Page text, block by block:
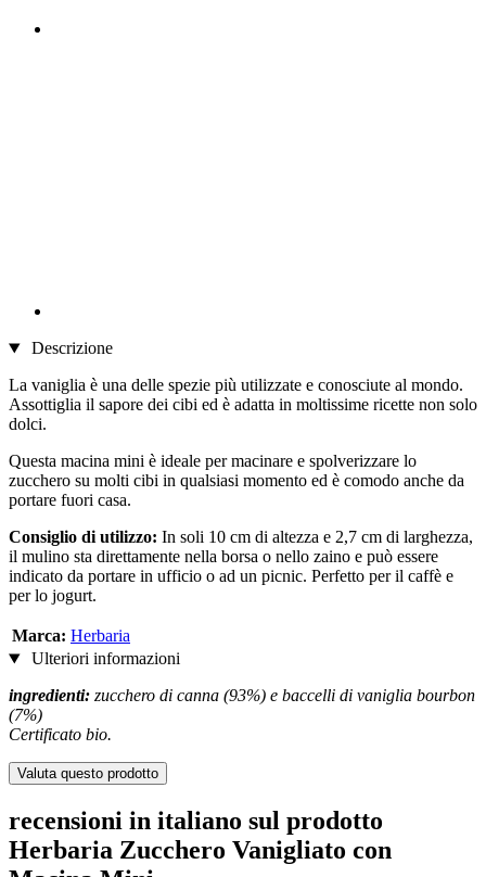
Descrizione
La vaniglia è una delle spezie più utilizzate e conosciute al mondo.
Assottiglia il sapore dei cibi ed è adatta in moltissime ricette non solo
dolci.
Questa macina mini è ideale per macinare e spolverizzare lo
zucchero su molti cibi in qualsiasi momento ed è comodo anche da
portare fuori casa.
Consiglio di utilizzo: In soli 10 cm di altezza e 2,7 cm di larghezza,
il mulino sta direttamente nella borsa o nello zaino e può essere
indicato da portare in ufficio o ad un picnic. Perfetto per il caffè e
per lo jogurt.
Marca: Herbaria
Ulteriori informazioni
ingredienti: zucchero di canna (93%) e baccelli di vaniglia bourbon
(7%)
Certificato bio.
Valuta questo prodotto
recensioni in italiano sul prodotto
Herbaria Zucchero Vanigliato con